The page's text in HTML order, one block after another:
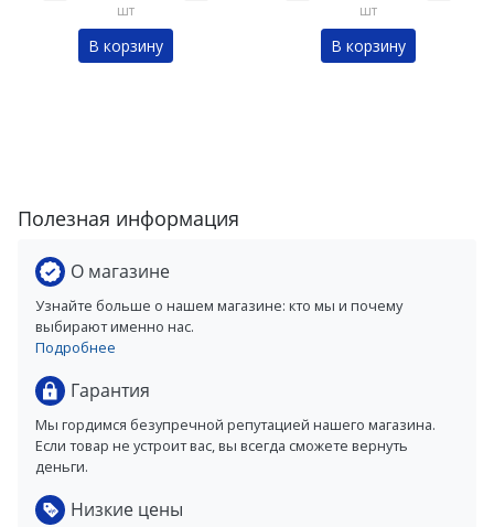
шт
В корзину
шт
В корзину
Полезная информация
О магазине
Узнайте больше о нашем магазине: кто мы и почему
выбирают именно нас.
Подробнее
Гарантия
Мы гордимся безупречной репутацией нашего магазина.
Если товар не устроит вас, вы всегда сможете вернуть
деньги.
Низкие цены